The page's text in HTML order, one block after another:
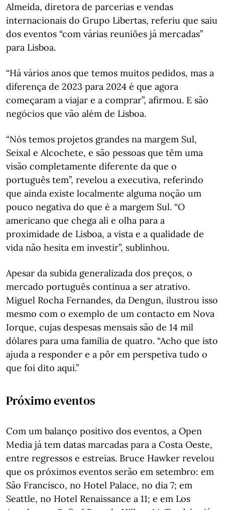
Almeida, diretora de parcerias e vendas
internacionais do Grupo Libertas, referiu que saiu
dos eventos “com várias reuniões já mercadas”
para Lisboa.
“Há vários anos que temos muitos pedidos, mas a
diferença de 2023 para 2024 é que agora
começaram a viajar e a comprar”, afirmou. E são
negócios que vão além de Lisboa.
“Nós temos projetos grandes na margem Sul,
Seixal e Alcochete, e são pessoas que têm uma
visão completamente diferente da que o
português tem”, revelou a executiva, referindo
que ainda existe localmente alguma noção um
pouco negativa do que é a margem Sul. “O
americano que chega ali e olha para a
proximidade de Lisboa, a vista e a qualidade de
vida não hesita em investir”, sublinhou.
Apesar da subida generalizada dos preços, o
mercado português continua a ser atrativo.
Miguel Rocha Fernandes, da Dengun, ilustrou isso
mesmo com o exemplo de um contacto em Nova
Iorque, cujas despesas mensais são de 14 mil
dólares para uma família de quatro. “Acho que isto
ajuda a responder e a pôr em perspetiva tudo o
que foi dito aqui.”
Próximo eventos
Com um balanço positivo dos eventos, a Open
Media já tem datas marcadas para a Costa Oeste,
entre regressos e estreias. Bruce Hawker revelou
que os próximos eventos serão em setembro: em
São Francisco, no Hotel Palace, no dia 7; em
Seattle, no Hotel Renaissance a 11; e em Los